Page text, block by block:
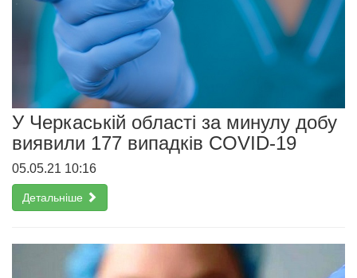
У Черкаській області за минулу добу
виявили 177 випадків COVID-19
05.05.21 10:16
Детальніше